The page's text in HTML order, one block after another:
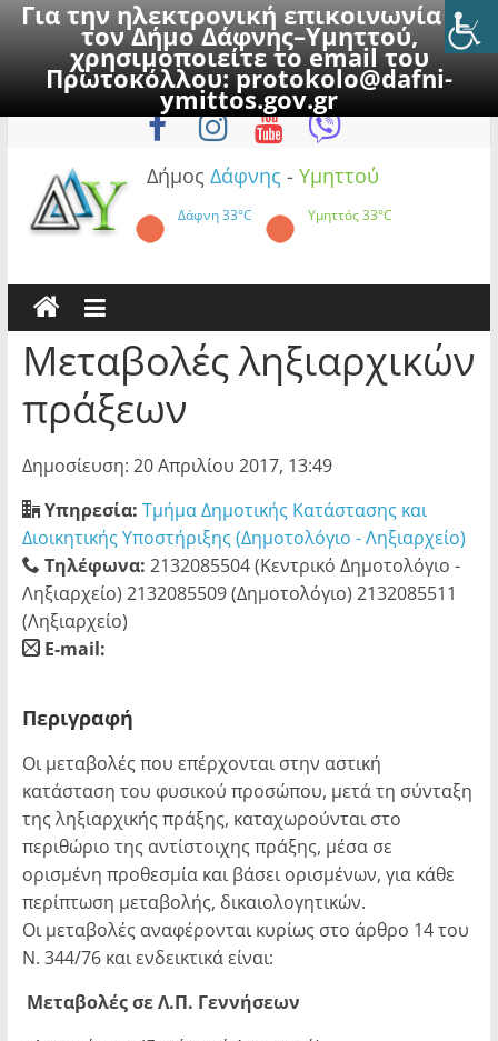
Για την ηλεκτρονική επικοινωνία με
τον Δήμο Δάφνης–Υμηττού,
χρησιμοποιείτε το email του
Πρωτοκόλλου:protokolo@dafni-
ymittos.gov.gr
to
Παρασκευή, 7 Αυγούστου 2026
Δήμος Δάφνης - Υμηττού
Δάφνη33°C Υμηττός33°C
Μεταβολές ληξιαρχικών
πράξεων
Δημοσίευση: 20 Απριλίου 2017, 13:49
Υπηρεσία: Τμήμα Δημοτικής Κατάστασης και
Διοικητικής Υποστήριξης (Δημοτολόγιο - Ληξιαρχείο)
Τηλέφωνα: 2132085504 (Κεντρικό Δημοτολόγιο -
Ληξιαρχείο) 2132085509 (Δημοτολόγιο) 2132085511
(Ληξιαρχείο)
E-mail:
Περιγραφή
Οι μεταβολές που επέρχονται στην αστική
κατάσταση του φυσικού προσώπου, μετά τη σύνταξη
της ληξιαρχικής πράξης, καταχωρούνται στο
περιθώριο της αντίστοιχης πράξης, μέσα σε
ορισμένη προθεσμία και βάσει ορισμένων, για κάθε
περίπτωση μεταβολής, δικαιολογητικών.
Οι μεταβολές αναφέρονται κυρίως στο άρθρο 14 του
Ν. 344/76 και ενδεικτικά είναι:
Μεταβολές σε Λ.Π. Γεννήσεων